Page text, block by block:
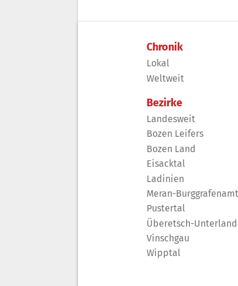
Chronik
Lokal
Weltweit
Bezirke
Landesweit
Bozen Leifers
Bozen Land
Eisacktal
Ladinien
Meran-Burggrafenamt
Pustertal
Überetsch-Unterland
Vinschgau
Wipptal